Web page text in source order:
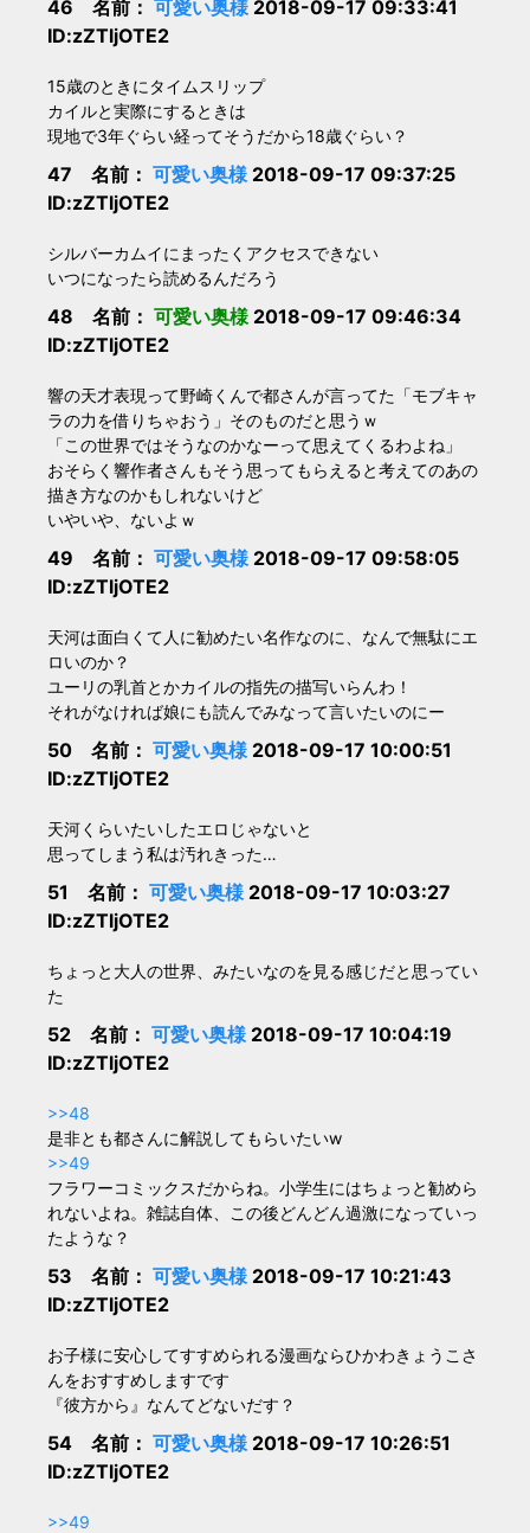
46 名前： 可愛い奥様2018-09-17 09:33:41
ID:zZTljOTE2
15歳のときにタイムスリップ
カイルと実際にするときは
現地で3年ぐらい経ってそうだから18歳ぐらい？
47 名前： 可愛い奥様2018-09-17 09:37:25
ID:zZTljOTE2
シルバーカムイにまったくアクセスできない
いつになったら読めるんだろう
48 名前： 可愛い奥様2018-09-17 09:46:34
ID:zZTljOTE2
響の天才表現って野崎くんで都さんが言ってた「モブキャ
ラの力を借りちゃおう」そのものだと思うｗ
「この世界ではそうなのかなーって思えてくるわよね」
おそらく響作者さんもそう思ってもらえると考えてのあの
描き方なのかもしれないけど
いやいや、ないよｗ
49 名前： 可愛い奥様2018-09-17 09:58:05
ID:zZTljOTE2
天河は面白くて人に勧めたい名作なのに、なんで無駄にエ
ロいのか？
ユーリの乳首とかカイルの指先の描写いらんわ！
それがなければ娘にも読んでみなって言いたいのにー
50 名前： 可愛い奥様2018-09-17 10:00:51
ID:zZTljOTE2
天河くらいたいしたエロじゃないと
思ってしまう私は汚れきった…
51 名前： 可愛い奥様2018-09-17 10:03:27
ID:zZTljOTE2
ちょっと大人の世界、みたいなのを見る感じだと思ってい
た
52 名前： 可愛い奥様2018-09-17 10:04:19
ID:zZTljOTE2
>>48
是非とも都さんに解説してもらいたいw
>>49
フラワーコミックスだからね。小学生にはちょっと勧めら
れないよね。雑誌自体、この後どんどん過激になっていっ
たような？
53 名前： 可愛い奥様2018-09-17 10:21:43
ID:zZTljOTE2
お子様に安心してすすめられる漫画ならひかわきょうこさ
んをおすすめしますです
『彼方から』なんてどないだす？
54 名前： 可愛い奥様2018-09-17 10:26:51
ID:zZTljOTE2
>>49